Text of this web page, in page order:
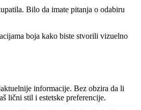
Bilo da imate pitanja o odabiru
boja kako biste stvorili vizuelno
informacije. Bez obzira da li
lični stil i estetske preferencije.